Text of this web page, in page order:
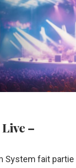
–
System fait partie